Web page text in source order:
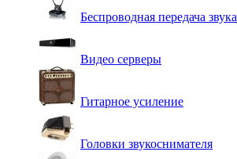
Беспроводная передача звука
Видео серверы
Гитарное усиление
Головки звукоснимателя